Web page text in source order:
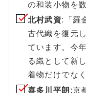
の和装小物を
北村武資:「羅
古代織を復元
ています。今
る織として新
着物だけでな
喜多川平朗 :京